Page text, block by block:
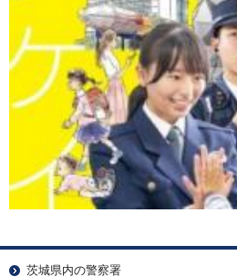
茨城県内の警察署